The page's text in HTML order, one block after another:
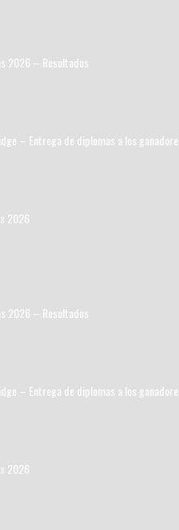
2026 – Resultados
– Entrega de diplomas a los
2026
2026 – Resultados
– Entrega de diplomas a los
2026